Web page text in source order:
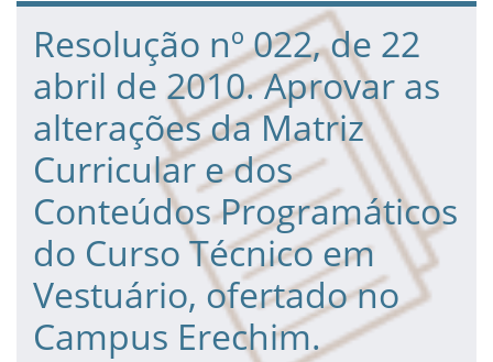
Fim da navegação
Início do conteúdo
Resolução nº 022, de 22
abril de 2010. Aprovar as
alterações da Matriz
Curricular e dos
Conteúdos Programáticos
do Curso Técnico em
Vestuário, ofertado no
Campus Erechim.